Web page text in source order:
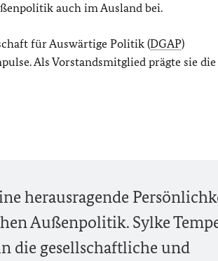
auch im Ausland bei.
für Auswärtige Politik (DGAP)
Als Vorstandsmitglied prägte sie die
herausragende
Außenpolitik. Sylke
die gesellschaftliche und